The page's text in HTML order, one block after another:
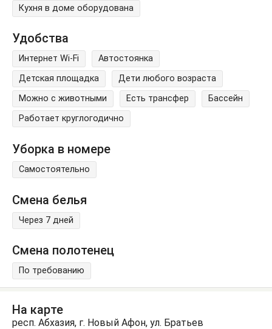
Кухня в доме оборудована
Удобства
Интернет Wi-Fi
Автостоянка
Детская площадка
Дети любого возраста
Можно с животными
Есть трансфер
Бассейн
Работает круглогодично
Уборка в номере
Самостоятельно
Смена белья
Через 7 дней
Смена полотенец
По требованию
На карте
респ. Абхазия, г. Новый Афон, ул. Братьев